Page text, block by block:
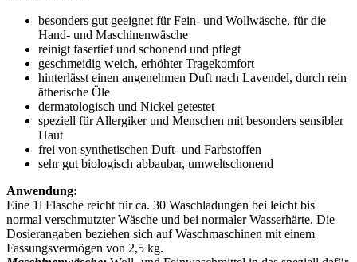
besonders gut geeignet für Fein- und Wollwäsche, für die
Hand- und Maschinenwäsche
reinigt fasertief und schonend und pflegt
geschmeidig weich, erhöhter Tragekomfort
hinterlässt einen angenehmen Duft nach Lavendel, durch rein
ätherische Öle
dermatologisch und Nickel getestet
speziell für Allergiker und Menschen mit besonders sensibler
Haut
frei von synthetischen Duft- und Farbstoffen
sehr gut biologisch abbaubar, umweltschonend
Anwendung:
Eine 1l Flasche reicht für ca. 30 Waschladungen bei leicht bis
normal verschmutzter Wäsche und bei normaler Wasserhärte. Die
Dosierangaben beziehen sich auf Waschmaschinen mit einem
Fassungsvermögen von 2,5 kg.